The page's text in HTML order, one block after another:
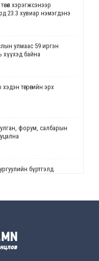
хэрэгжсэнээр
23.3 хувиар нэмэгдэнэ
улмаас 59 иргэн
хүүхэд байна
төгрөгийн эрх
форум, салбарын
бүртгэлд